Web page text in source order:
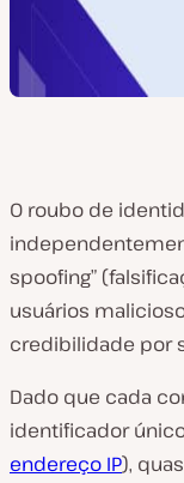
O roubo de
spoofing”
usuários
credibilidade por
Dado que cada
identificador
endereço IP),